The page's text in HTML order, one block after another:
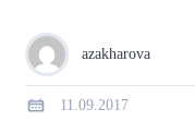
azakharova
11.09.2017